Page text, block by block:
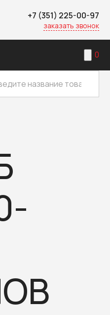
+7 (351) 225-00-97
заказать звонок
0